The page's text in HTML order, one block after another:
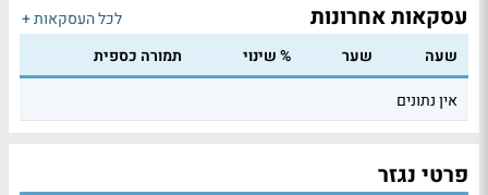
עסקאות אחרונות
לכל העסקאות +
שעה
שער % שינוי
תמורה כספית
אין נתונים
פרטי נגזר